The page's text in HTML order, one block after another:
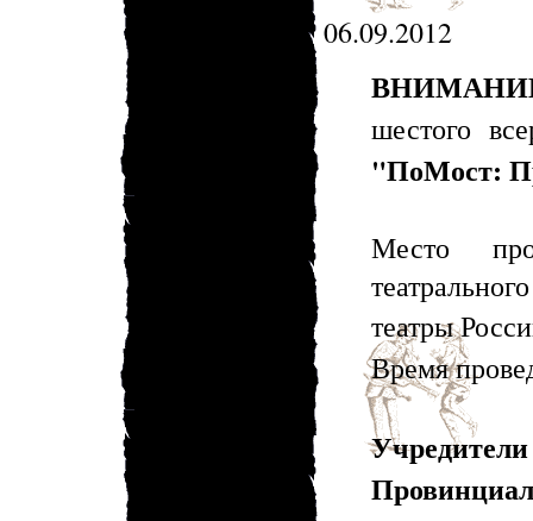
06.09.2012
шестого
"ПоМост:
Место
театры
Время